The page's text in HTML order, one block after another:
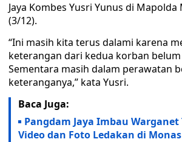
Jaya Kombes Yusri Yunus di Mapolda
(3/12).
“Ini masih kita terus dalami karena
keterangan dari kedua korban
Sementara masih dalam perawatan
keteranganya,” kata Yusri.
Baca Juga:
Pangdam Jaya Imbau
Video dan Foto Ledakan di Monas